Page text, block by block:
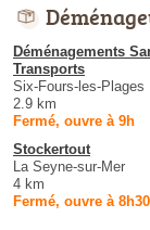
Déménagements
Transports
Six-Fours-les-Plages
2.9 km
Fermé, ouvre à 9h
Stockertout
La Seyne-sur-Mer
4 km
Fermé, ouvre à 8h30